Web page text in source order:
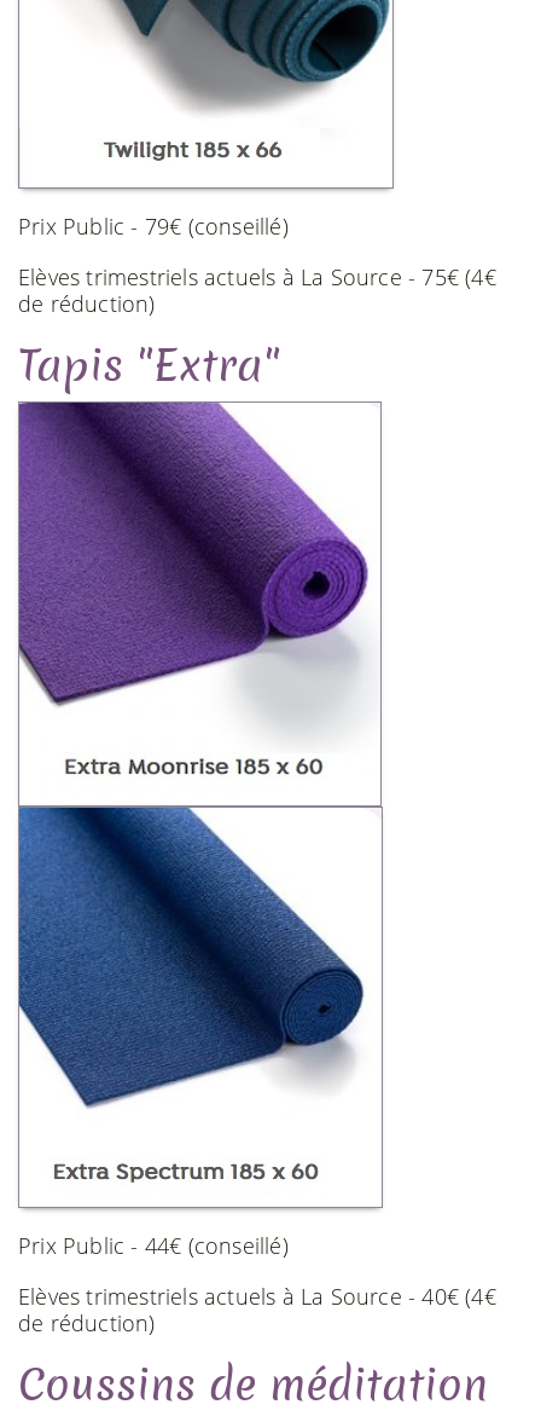
Prix Public - 79€ (conseillé)
Elèves trimestriels actuels à La Source - 75€ (4€
de réduction)
Tapis "Extra"
Prix Public - 44€ (conseillé)
Elèves trimestriels actuels à La Source - 40€ (4€
de réduction)
Coussins de méditation